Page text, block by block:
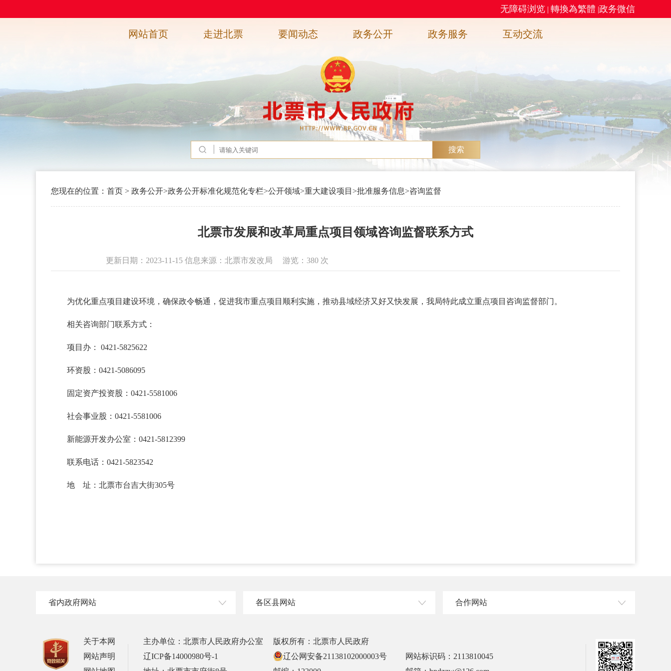
无障碍浏览 | 轉換為繁體 |政务微信
网站首页 走进北票 要闻动态 政务公开 政务服务 互动交流
搜索
您现在的位置： 首页 > 政务公开>政务公开标准化规范化专栏>公开领域>重大建设项目 >批准服务信息>咨询监督
北票市发展和改革局重点项目领域咨询监督联系方式
更新日期：2023-11-15 信息来源：北票市发改局 游览： 380 次
为优化重点项目建设环境，确保政令畅通，促进我市重点项目顺利实施，推动县域经济又好又快发展，我局特此成立重点项目咨询监督部门。
相关咨询部门联系方式：
项目办： 0421-5825622
环资股：0421-5086095
固定资产投资股：0421-5581006
社会事业股：0421-5581006
新能源开发办公室：0421-5812399
联系电话：0421-5823542
地 址：北票市台吉大街305号
省内政府网站 各区县网站 合作网站
关于本网
网站声明
主办单位：北票市人民政府办公室
辽ICP备14000980号-1
版权所有：北票市人民政府
辽公网安备21138102000003号
网站标识码：2113810045